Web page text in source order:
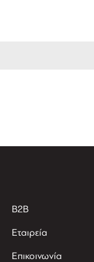
B2B
Εταιρεία
Επικοινωνία